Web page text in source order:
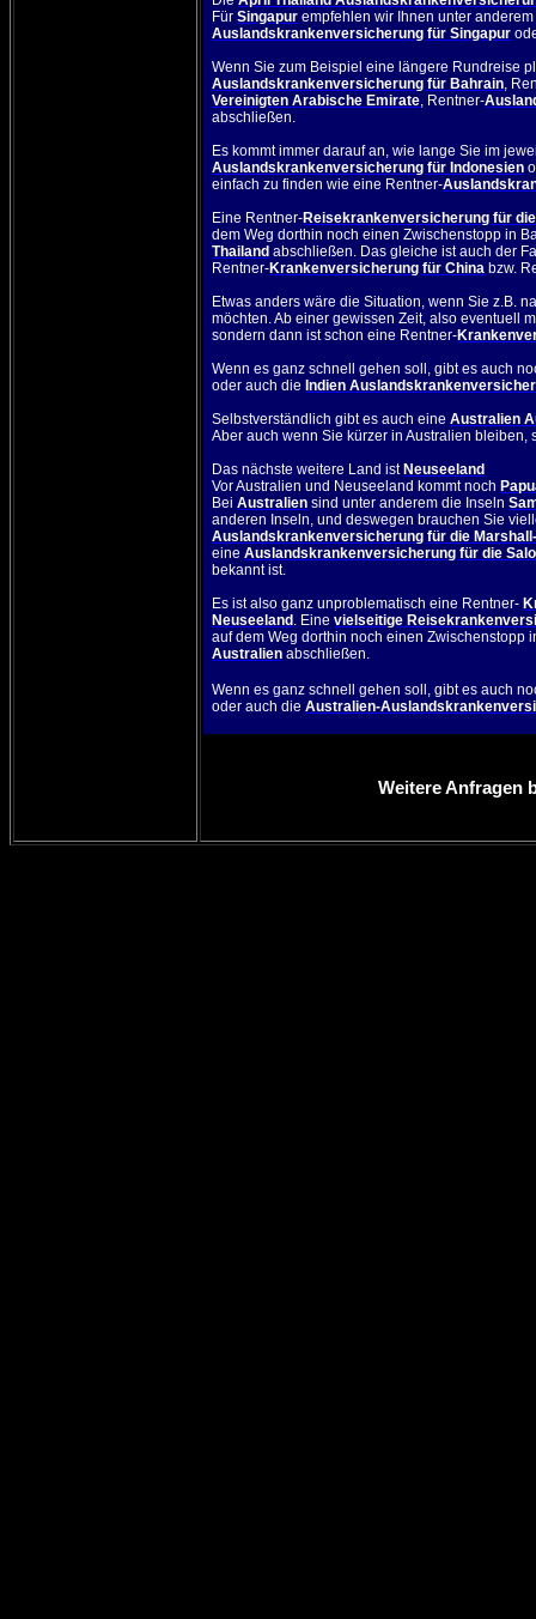
Für Singapur empfehlen wir Ihnen unter
Auslandskrankenversicherung für Singapur
Wenn Sie zum Beispiel eine längere Rundreise
Auslandskrankenversicherung für Bahrain,
Vereinigten Arabische Emirate, Rentner-
abschließen.
Es kommt immer darauf an, wie lange Sie im
Auslandskrankenversicherung für Indonesien
einfach zu finden wie eine Rentner-
Eine Rentner-Reisekrankenversicherung für
dem Weg dorthin noch einen Zwischenstopp in
Thailand abschließen. Das gleiche ist auch der
Rentner-Krankenversicherung für China bzw.
Etwas anders wäre die Situation, wenn Sie z.B.
möchten. Ab einer gewissen Zeit, also eventuell
sondern dann ist schon eine Rentner-
Wenn es ganz schnell gehen soll, gibt es auch
oder auch die Indien
Selbstverständlich gibt es auch eineAustralien
Aber auch wenn Sie kürzer inAustralien bleiben,
Das nächste weitere Land ist Neuseeland
VorAustralien und Neuseeland kommt noch
BeiAustralien sind unter anderem die Inseln
anderen Inseln, und deswegen brauchen Sie
Auslandskrankenversicherung für die
eineAuslandskrankenversicherung für die
bekannt ist.
Es ist also ganz unproblematisch eine Rentner-
Neuseeland . Einevielseitige
auf dem Weg dorthin noch einen
Australien abschließen.
Wenn es ganz schnell gehen soll, gibt es auch
oder auch dieAustralien-
Weitere Anfragen